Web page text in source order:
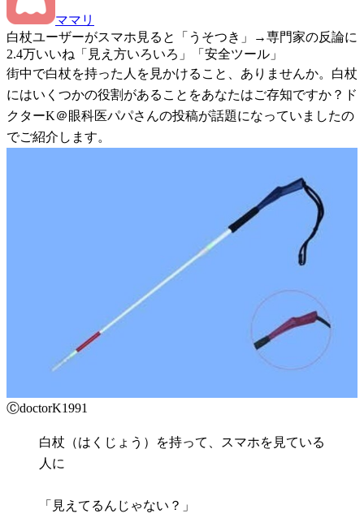
ママリ
白杖ユーザーがスマホ見ると「うそつき」→専門家の反論に
2.4万いいね「見え方いろいろ」「安全ツール」
街中で白杖を持った人を見かけること、ありませんか。白杖
にはいくつかの役割があることをあなたはご存知ですか？ド
クターK＠眼科医パパさんの投稿が話題になっていましたの
でご紹介します。
ⒸdoctorK1991
白杖（はくじょう）を持って、スマホを見ている
人に
「見えてるんじゃない？」